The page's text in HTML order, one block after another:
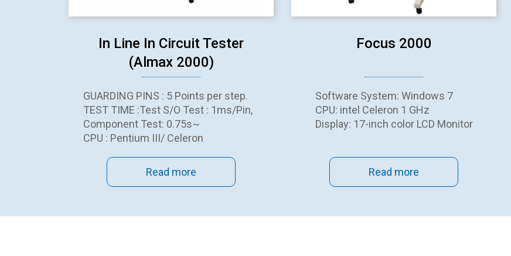
In Line In Circuit Tester
(Almax 2000)
GUARDING PINS : 5 Points per step.
TEST TIME :Test S/O Test : 1ms/Pin,
Component Test: 0.75s~
CPU : Pentium III/ Celeron
Read more
Focus 2000
Software System: Windows 7
CPU: intel Celeron 1 GHz
Display: 17-inch color LCD Monitor
Read more